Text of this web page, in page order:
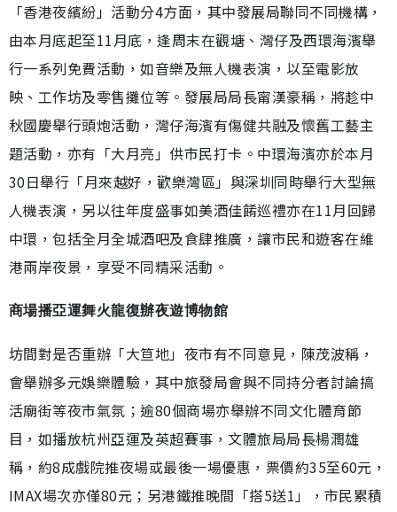
「香港夜繽紛」活動分4方面，其中發展局聯同不同機構，
由本月底起至11月底，逢周末在觀塘、灣仔及西環海濱舉
行一系列免費活動，如音樂及無人機表演，以至電影放
映、工作坊及零售攤位等。發展局局長甯漢豪稱，將趁中
秋國慶舉行頭炮活動，灣仔海濱有傷健共融及懷舊工藝主
題活動，亦有「大月亮」供市民打卡。中環海濱亦於本月
30日舉行「月來越好，歡樂灣區」與深圳同時舉行大型無
人機表演，另以往年度盛事如美酒佳餚巡禮亦在11月回歸
中環，包括全月全城酒吧及食肆推廣，讓市民和遊客在維
港兩岸夜景，享受不同精采活動。
商場播亞運舞火龍復辦夜遊博物館
坊間對是否重辦「大笪地」夜市有不同意見，陳茂波稱，
會舉辦多元娛樂體驗，其中旅發局會與不同持分者討論搞
活廟街等夜市氣氛；逾80個商場亦舉辦不同文化體育節
目，如播放杭州亞運及英超賽事，文體旅局局長楊潤雄
稱，約8成戲院推夜場或最後一場優惠，票價約35至60元，
IMAX場次亦僅80元；另港鐵推晚間「搭5送1」，市民累積